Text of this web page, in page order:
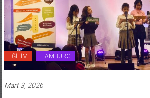
EĞİTİM HAMBURG
Mart 3, 2026